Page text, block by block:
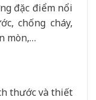
đặc điểm nổi
chống cháy,
mòn,…
thước và thiết